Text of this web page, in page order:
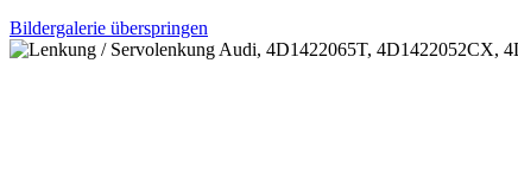
Bildergalerie überspringen